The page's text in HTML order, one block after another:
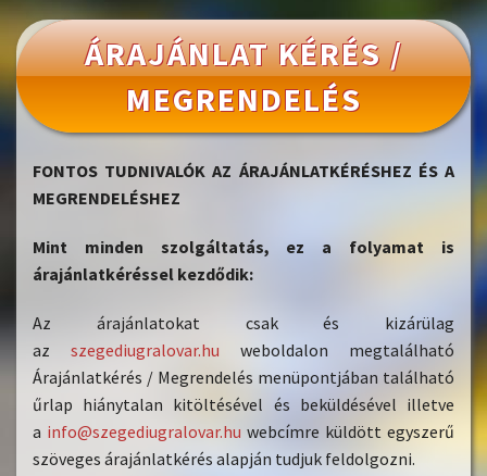
ÁRAJÁNLAT KÉRÉS /
MEGRENDELÉS
FONTOS TUDNIVALÓK AZ ÁRAJÁNLATKÉRÉSHEZ ÉS A
MEGRENDELÉSHEZ
Mint minden szolgáltatás, ez a folyamat is
árajánlatkéréssel kezdődik:
Az árajánlatokat csak és kizárülag
az szegediugralovar.hu
weboldalon megtalálható
Árajánlatkérés / Megrendelés menüpontjában található
űrlap hiánytalan kitöltésével és beküldésével illetve
a info@szegediugralovar.hu webcímre küldött egyszerű
szöveges árajánlatkérés alapján tudjuk feldolgozni.